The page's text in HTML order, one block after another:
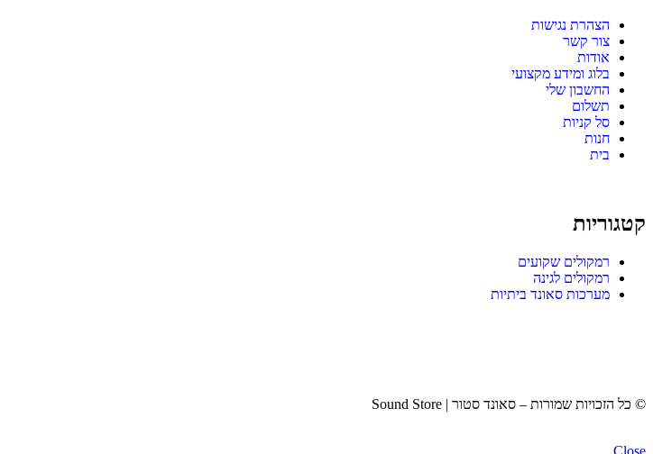
הצהרת נגישות
צור קשר
אודות
בלוג ומידע מקצועי
החשבון שלי
תשלום
סל קניות
חנות
בית
קטגוריות
רמקולים שקועים
רמקולים לגינה
מערכות סאונד ביתיות
© כל הזכויות שמורות – סאונד סטור | Sound Store
Close